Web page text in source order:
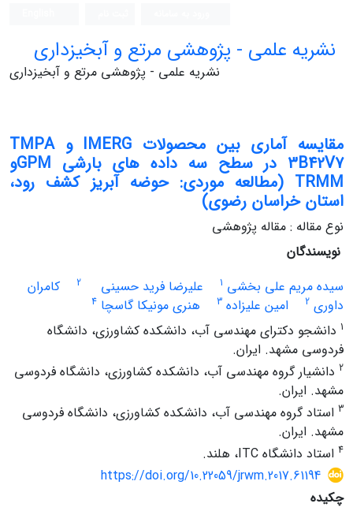
نشریه علمی - پژوهشی مرتع و آبخیزداری
نشریه علمی - پژوهشی مرتع و آبخیزداری
مقایسه آماری بین محصولات IMERG و TMPA
3B42V7 در سطح سه داده های بارشی GPMو
TRMM (مطالعه موردی: حوضه آبریز کشف رود،
استان خراسان رضوی)
نوع مقاله : مقاله پژوهشی
نویسندگان
سیده مریم علی بخشی 1 علیرضا فرید حسینی 2
کامران
داوری 2 امین علیزاده 3 هنری مونیکا گاسچا 4
1 دانشجو دکترای مهندسی آب، دانشکده کشاورزی، دانشگاه
فردوسی مشهد. ایران.
2 دانشیار گروه مهندسی آب، دانشکده کشاورزی، دانشگاه فردوسی
مشهد. ایران.
3 استاد گروه مهندسی آب، دانشکده کشاورزی، دانشگاه فردوسی
مشهد. ایران.
4 استاد دانشگاه ITC، هلند.
https://doi.org/10.22059/jrwm.2017.61194
چکیده